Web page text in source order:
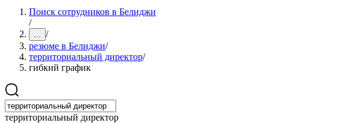
Поиск сотрудников в Белиджи
/
... /
резюме в Белиджи/
территориальный директор/
гибкий график
территориальный директор